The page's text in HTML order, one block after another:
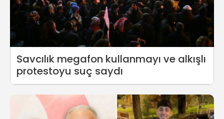
Savcılık megafon kullanmayı ve alkışlı
protestoyu suç saydı